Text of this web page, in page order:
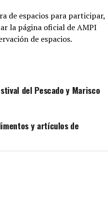
de espacios para participar,
la página oficial de AMPI
de espacios.
del Pescado y Marisco
y artículos de